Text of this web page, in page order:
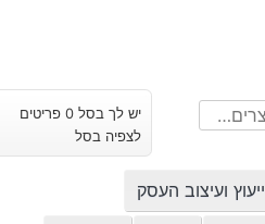
יש לך בסל 0 פריטים
לצפיה בסל
ייעוץ ועיצוב העסק